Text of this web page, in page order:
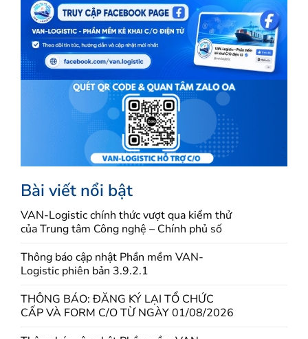
Bài viết nổi bật
VAN-Logistic chính thức vượt qua kiểm thử
của Trung tâm Công nghệ – Chính phủ số
Thông báo cập nhật Phần mềm VAN-
Logistic phiên bản 3.9.2.1
THÔNG BÁO: ĐĂNG KÝ LẠI TỔ CHỨC
CẤP VÀ FORM C/O TỪ NGÀY 01/08/2026